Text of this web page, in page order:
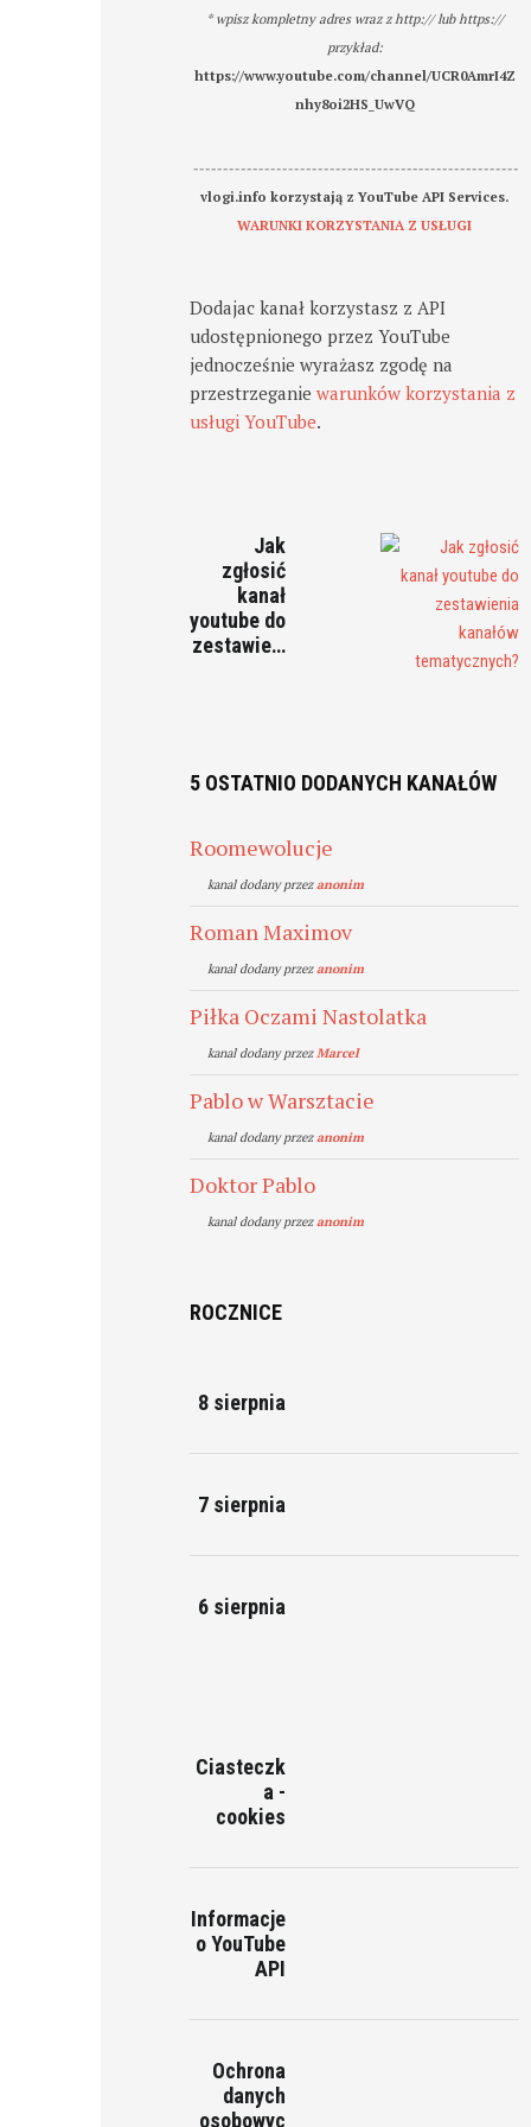
* wpisz kompletny adres wraz z http:// lub https://
przykład:
https://www.youtube.com/channel/UCR0AmrI4Z
nhy8oi2HS_UwVQ
-------------------------------------------------------
vlogi.info korzystają z YouTube API Services.
WARUNKI KORZYSTANIA Z USŁUGI
Dodajac kanał korzystasz z API
udostępnionego przez YouTube
jednocześnie wyrażasz zgodę na
przestrzeganiewarunków korzystania z
usługi YouTube.
Jak
zgłosić
kanał
youtube do
zestawie…
5 OSTATNIO DODANYCH KANAŁÓW
Roomewolucje
kanal dodany przezanonim
Roman Maximov
kanal dodany przezanonim
Piłka Oczami Nastolatka
kanal dodany przezMarcel
Pablo w Warsztacie
kanal dodany przezanonim
Doktor Pablo
kanal dodany przezanonim
ROCZNICE
8 sierpnia
7 sierpnia
6 sierpnia
Ciasteczk
a -
cookies
Informacje
o YouTube
API
Ochrona
danych
osobowyc